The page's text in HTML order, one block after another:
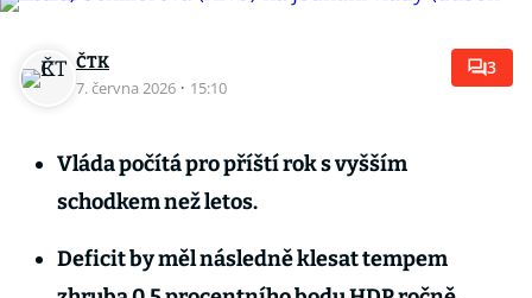
ČTK
7. června 2026 · 15:10
3
Vláda počítá pro příští rok s vyšším
schodkem než letos.
Deficit by měl následně klesat tempem